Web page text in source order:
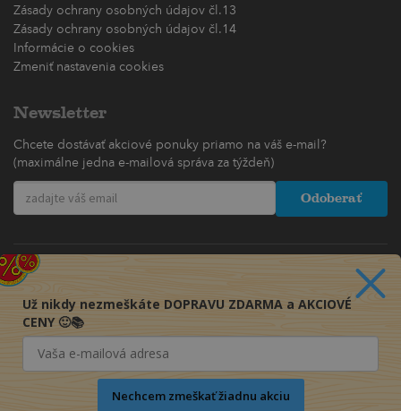
Zásady ochrany osobných údajov čl.13
Zásady ochrany osobných údajov čl.14
Informácie o cookies
Zmeniť nastavenia cookies
Newsletter
Chcete dostávať akciové ponuky priamo na váš e-mail?
(maximálne jedna e-mailová správa za týždeň)
Odoberať
Už nikdy nezmeškáte DOPRAVU ZDARMA a AKCIOVÉ
CENY 🙂📚
Nechcem zmeškať žiadnu akciu